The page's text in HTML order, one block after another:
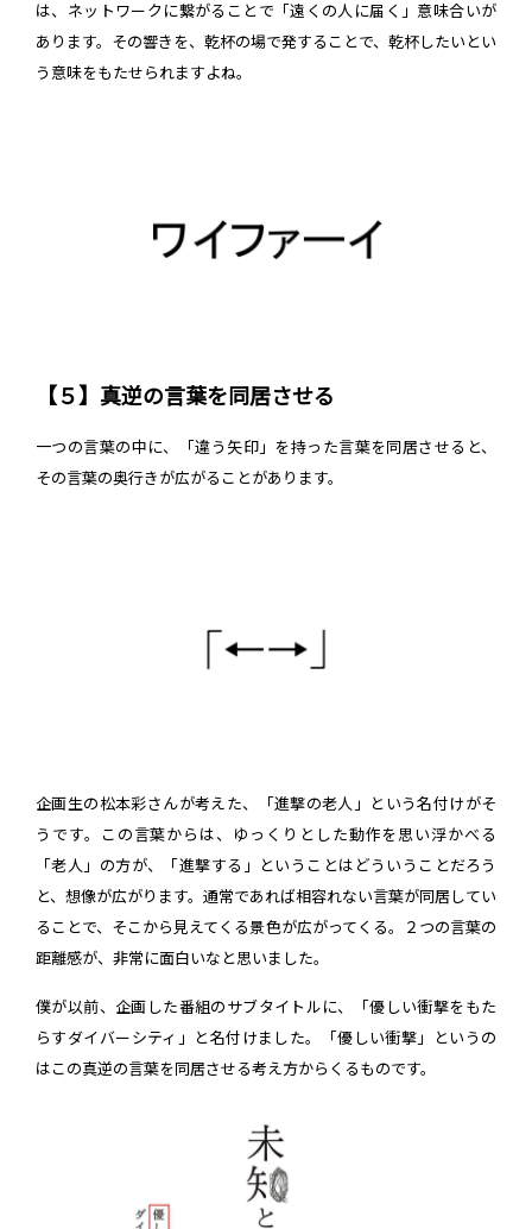
は、ネットワークに繋がることで「遠くの人に届く」意味合いが
あります。その響きを、乾杯の場で発することで、乾杯したいとい
う意味をもたせられますよね。
【５】真逆の言葉を同居させる
一つの言葉の中に、「違う矢印」を持った言葉を同居させると、
その言葉の奥行きが広がることがあります。
企画生の松本彩さんが考えた、「進撃の老人」という名付けがそ
うです。この言葉からは、ゆっくりとした動作を思い浮かべる
「老人」の方が、「進撃する」ということはどういうことだろう
と、想像が広がります。通常であれば相容れない言葉が同居してい
ることで、そこから見えてくる景色が広がってくる。２つの言葉の
距離感が、非常に面白いなと思いました。
僕が以前、企画した番組のサブタイトルに、「優しい衝撃をもた
らすダイバーシティ」と名付けました。「優しい衝撃」というの
はこの真逆の言葉を同居させる考え方からくるものです。